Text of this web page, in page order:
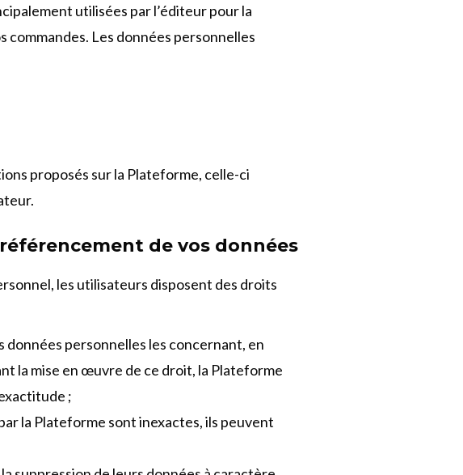
utilisées par l’éditeur pour la
Les données personnelles
proposés sur la Plateforme, celle-ci
de vos données
les utilisateurs disposent des droits
données personnelles les concernant, en
la mise en œuvre de ce droit, la Plateforme
;
la Plateforme sont inexactes, ils peuvent